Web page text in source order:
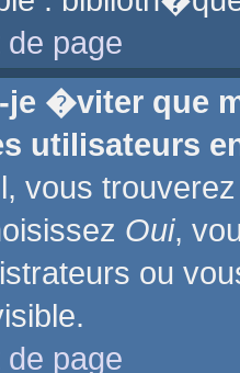
page
je �viter que
utilisateurs
vous
Oui,
ou
page